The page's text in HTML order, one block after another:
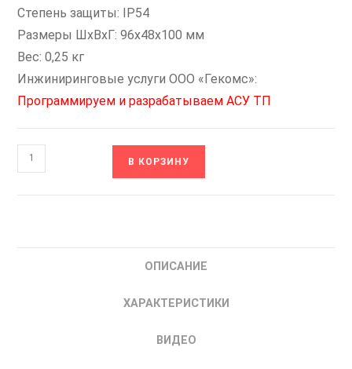
Степень защиты: IP54
Размеры ШxВxГ: 96х48х100 мм
Вес: 0,25 кг
Инжиниринговые услуги ООО «Гекомс»:
Программируем и разрабатываем АСУ ТП
Количество
товара
В КОРЗИНУ
ОПИСАНИЕ
ХАРАКТЕРИСТИКИ
ВИДЕО